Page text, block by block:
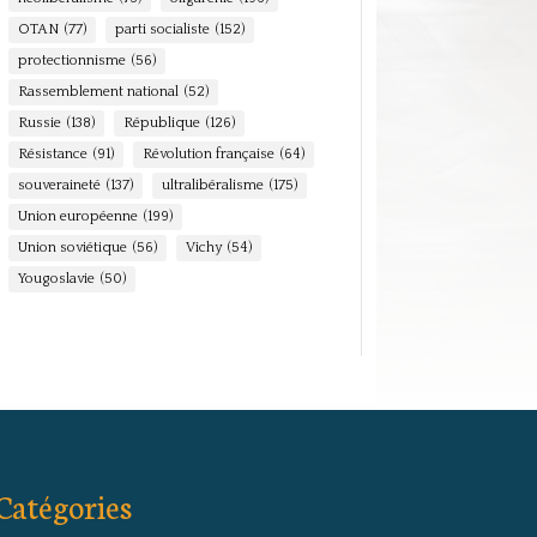
OTAN (77) parti socialiste (152)
protectionnisme (56)
Rassemblement national (52)
Russie (138) République (126)
Résistance (91) Révolution française (64)
souveraineté (137) ultralibéralisme (175)
Union européenne (199)
Union soviétique (56) Vichy (54)
Yougoslavie (50)